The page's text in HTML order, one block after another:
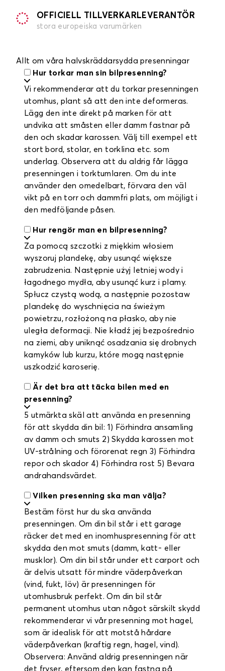
OFFICIELL TILLVERKARLEVERANTÖR
stora europeiska varumärken
Allt om våra halvskräddarsydda presenningar
Hur torkar man sin bilpresenning?
Vi rekommenderar att du torkar presenningen
utomhus, plant så att den inte deformeras.
Lägg den inte direkt på marken för att
undvika att småsten eller damm fastnar på
den och skadar karossen. Välj till exempel ett
stort bord, stolar, en torklina etc. som
underlag. Observera att du aldrig får lägga
presenningen i torktumlaren. Om du inte
använder den omedelbart, förvara den väl
vikt på en torr och dammfri plats, om möjligt i
den medföljande påsen.
Hur rengör man en bilpresenning?
Za pomocą szczotki z miękkim włosiem
wyszoruj plandekę, aby usunąć większe
zabrudzenia. Następnie użyj letniej wody i
łagodnego mydła, aby usunąć kurz i plamy.
Spłucz czystą wodą, a następnie pozostaw
plandekę do wyschnięcia na świeżym
powietrzu, rozłożoną na płasko, aby nie
uległa deformacji. Nie kładź jej bezpośrednio
na ziemi, aby uniknąć osadzania się drobnych
kamyków lub kurzu, które mogą następnie
uszkodzić karoserię.
Är det bra att täcka bilen med en
presenning?
5 utmärkta skäl att använda en presenning
för att skydda din bil: 1) Förhindra ansamling
av damm och smuts 2) Skydda karossen mot
UV-strålning och förorenat regn 3) Förhindra
repor och skador 4) Förhindra rost 5) Bevara
andrahandsvärdet.
Vilken presenning ska man välja?
Bestäm först hur du ska använda
presenningen. Om din bil står i ett garage
räcker det med en inomhuspresenning för att
skydda den mot smuts (damm, katt- eller
musklor). Om din bil står under ett carport och
är delvis utsatt för mindre väderpåverkan
(vind, fukt, löv) är presenningen för
utomhusbruk perfekt. Om din bil står
permanent utomhus utan något särskilt skydd
rekommenderar vi vår presenning mot hagel,
som är idealisk för att motstå hårdare
väderpåverkan (kraftig regn, hagel, vind).
Observera: Använd aldrig presenningen när
det fryser, eftersom den kan fastna på